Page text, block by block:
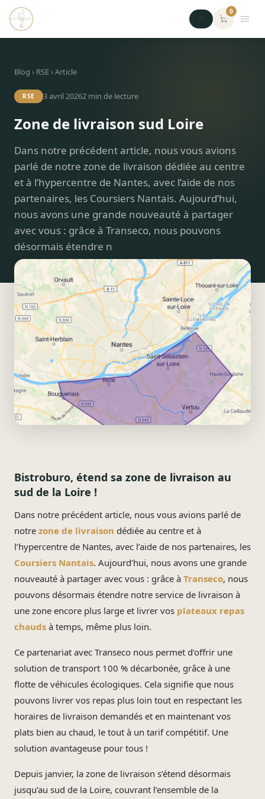
0
Blog › RSE› Article
RSE 3 avril 20262min de lecture
Zone de livraison sud Loire
Dans notre précédent article, nous vous avions
parlé de notre zone de livraison dédiée au centre
et à l’hypercentre de Nantes, avec l’aide de nos
partenaires, les Coursiers Nantais. Aujourd’hui,
nous avons une grande nouveauté à partager
avec vous : grâce à Transeco, nous pouvons
désormais étendre n
Bistroburo, étend sa zone de livraison au
sud de la Loire !
Dans notre précédent article, nous vous avions parlé de
notre zone de livraison dédiée au centre et à
l’hypercentre de Nantes, avec l’aide de nos partenaires, les
Coursiers Nantais. Aujourd’hui, nous avons une grande
nouveauté à partager avec vous : grâce à Transeco, nous
pouvons désormais étendre notre service de livraison à
une zone encore plus large et livrer vos plateaux repas
chauds à temps, même plus loin.
Ce partenariat avec Transeco nous permet d’offrir une
solution de transport 100 % décarbonée, grâce à une
flotte de véhicules écologiques. Cela signifie que nous
pouvons livrer vos repas plus loin tout en respectant les
horaires de livraison demandés et en maintenant vos
plats bien au chaud, le tout à un tarif compétitif. Une
solution avantageuse pour tous !
Depuis janvier, la zone de livraison s’étend désormais
jusqu’au sud de la Loire, couvrant l’ensemble de la